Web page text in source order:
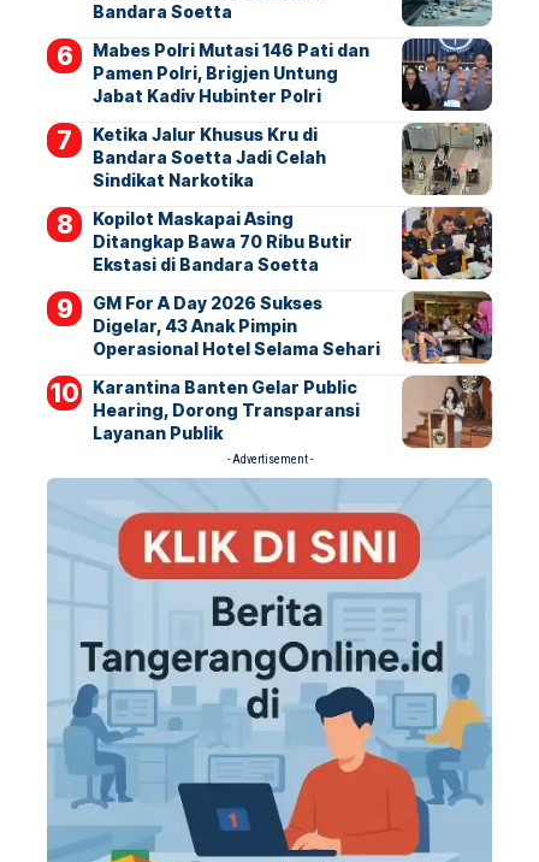
Bandara Soetta
Mabes Polri Mutasi 146 Pati dan
Pamen Polri, Brigjen Untung
Jabat Kadiv Hubinter Polri
Ketika Jalur Khusus Kru di
Bandara Soetta Jadi Celah
Sindikat Narkotika
Kopilot Maskapai Asing
Ditangkap Bawa 70 Ribu Butir
Ekstasi di Bandara Soetta
GM For A Day 2026 Sukses
Digelar, 43 Anak Pimpin
Operasional Hotel Selama Sehari
Karantina Banten Gelar Public
Hearing, Dorong Transparansi
Layanan Publik
- Advertisement -